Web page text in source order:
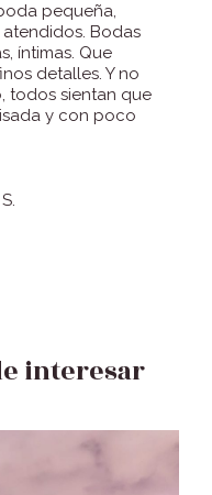
pequeña,
Bodas
íntimas. Que
detalles. Y no
todos sientan que
y con poco
interesar